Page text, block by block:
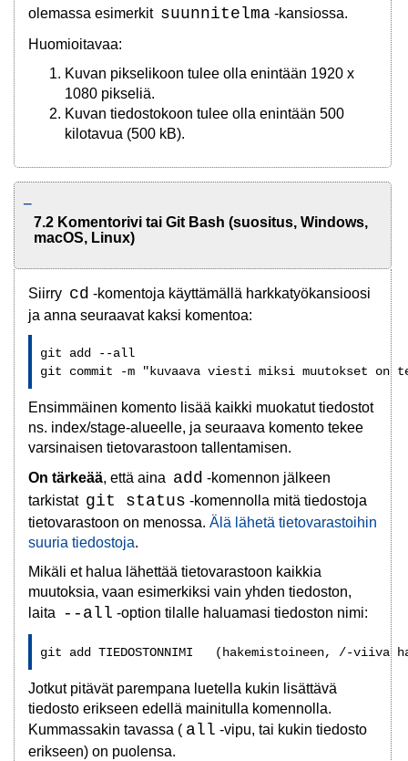
olemassa esimerkit suunnitelma -kansiossa.
Huomioitavaa:
Kuvan pikselikoon tulee olla enintään 1920 x
1080 pikseliä.
Kuvan tiedostokoon tulee olla enintään 500
kilotavua (500 kB).
7.2 Komentorivi tai Git Bash (suositus, Windows,
macOS, Linux)
Siirry cd -komentoja käyttämällä harkkatyökansioosi
ja anna seuraavat kaksi komentoa:
git add --all
git commit -m "kuvaava viesti miksi muutokset on
Ensimmäinen komento lisää kaikki muokatut tiedostot
ns. index/stage-alueelle, ja seuraava komento tekee
varsinaisen tietovarastoon tallentamisen.
On tärkeää, että aina add -komennon jälkeen
tarkistat git status -komennolla mitä tiedostoja
tietovarastoon on menossa. Älä lähetä tietovarastoihin
suuria tiedostoja.
Mikäli et halua lähettää tietovarastoon kaikkia
muutoksia, vaan esimerkiksi vain yhden tiedoston,
laita
--all -option tilalle haluamasi tiedoston nimi:
git add TIEDOSTONNIMI   (hakemistoineen, /-viiva
Jotkut pitävät parempana luetella kukin lisättävä
tiedosto erikseen edellä mainitulla komennolla.
Kummassakin tavassa ( all -vipu, tai kukin tiedosto
erikseen) on puolensa.